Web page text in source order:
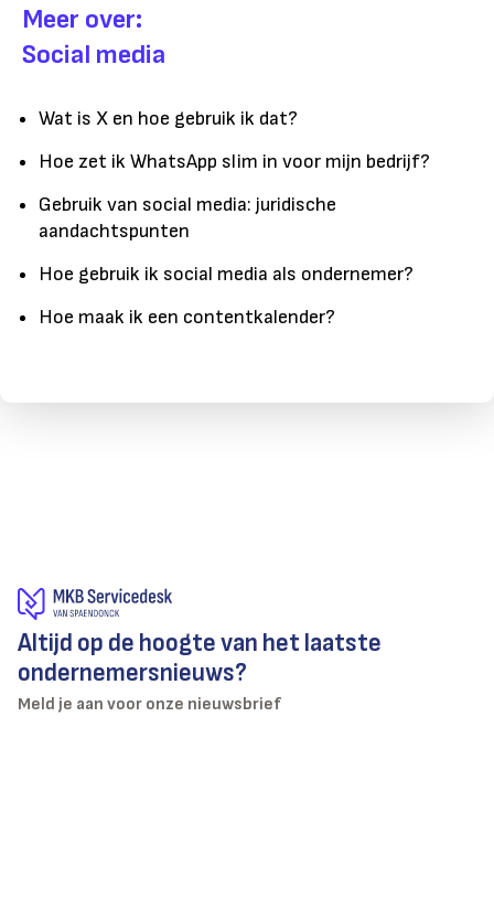
Meer over:
Social media
Wat is X en hoe gebruik ik dat?
Hoe zet ik WhatsApp slim in voor mijn bedrijf?
Gebruik van social media: juridische
aandachtspunten
Hoe gebruik ik social media als ondernemer?
Hoe maak ik een contentkalender?
Altijd op de hoogte van het laatste
ondernemersnieuws?
Meld je aan voor onze nieuwsbrief